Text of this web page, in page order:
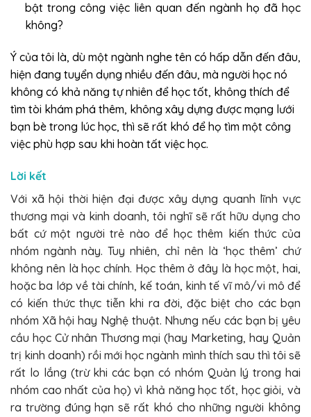
bật trong công việc liên quan đến ngành họ đã học
không?
Ý của tôi là, dù một ngành nghe tên có hấp dẫn đến đâu,
hiện đang tuyển dụng nhiều đến đâu, mà người học nó
không có khả năng tự nhiên để học tốt, không thích để
tìm tòi khám phá thêm, không xây dựng được mạng lưới
bạn bè trong lúc học, thì sẽ rất khó để họ tìm một công
việc phù hợp sau khi hoàn tất việc học.
Lời kết
Với xã hội thời hiện đại được xây dựng quanh lĩnh vực
thương mại và kinh doanh, tôi nghĩ sẽ rất hữu dụng cho
bất cứ một người trẻ nào để học thêm kiến thức của
nhóm ngành này. Tuy nhiên, chỉ nên là ‘học thêm’ chứ
không nên là học chính. Học thêm ở đây là học một, hai,
hoặc ba lớp về tài chính, kế toán, kinh tế vĩ mô/vi mô để
có kiến thức thực tiễn khi ra đời, đặc biệt cho các bạn
nhóm Xã hội hay Nghệ thuật. Nhưng nếu các bạn bị yêu
cầu học Cử nhân Thương mại (hay Marketing, hay Quản
trị kinh doanh) rồi mới học ngành mình thích sau thì tôi sẽ
rất lo lắng (trừ khi các bạn có nhóm Quản lý trong hai
nhóm cao nhất của họ) vì khả năng học tốt, học giỏi, và
ra trường đúng hạn sẽ rất khó cho những người không